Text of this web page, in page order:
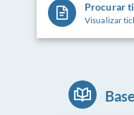
Procurar
Visualizar